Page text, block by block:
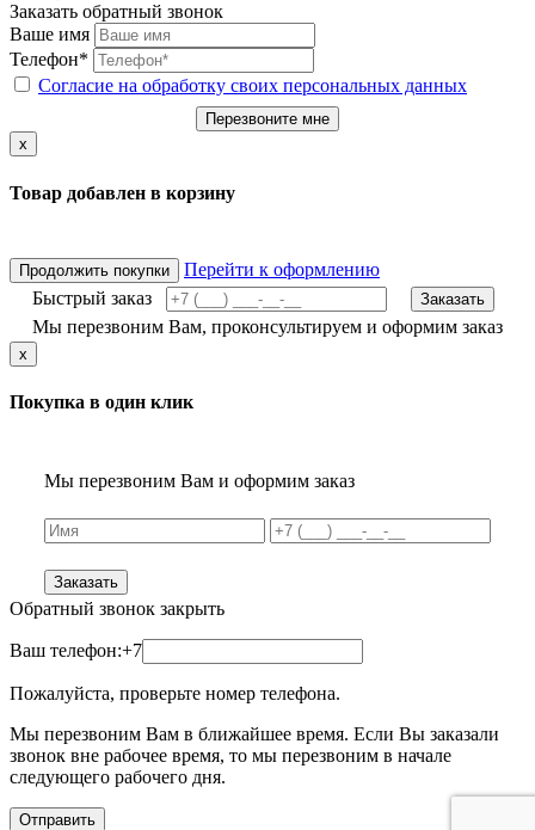
Заказать обратный звонок
Ваше имя
Телефон*
Согласие на обработку своих персональных данных
Перезвоните мне
x
Товар добавлен в корзину
Продолжить покупки
Перейти к оформлению
Быстрый заказ
Заказать
Мы перезвоним Вам, проконсультируем и оформим заказ
x
Покупка в один клик
Мы перезвоним Вам и оформим заказ
Заказать
Обратный звонок закрыть
Ваш телефон:+7
Пожалуйста, проверьте номер телефона.
Мы перезвоним Вам в ближайшее время. Если Вы заказали
звонок вне рабочее время, то мы перезвоним в начале
следующего рабочего дня.
Отправить